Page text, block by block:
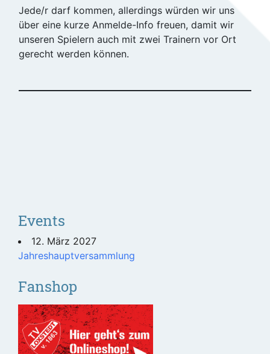
Jede/r darf kommen, allerdings würden wir uns
über eine kurze Anmelde-Info freuen, damit wir
unseren Spielern auch mit zwei Trainern vor Ort
gerecht werden können.
Events
12. März 2027
Jahreshauptversammlung
Fanshop